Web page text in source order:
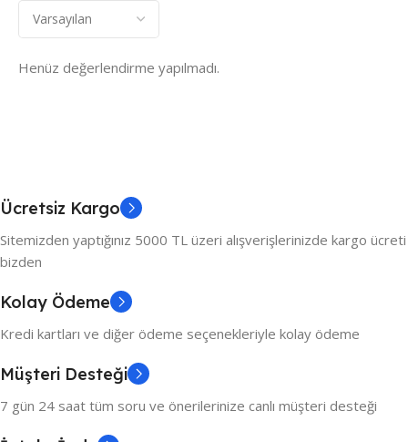
Henüz değerlendirme yapılmadı.
Ücretsiz Kargo
Sitemizden yaptığınız 5000 TL üzeri alışverişlerinizde kargo ücreti
bizden
Kolay Ödeme
Kredi kartları ve diğer ödeme seçenekleriyle kolay ödeme
Müşteri Desteği
7 gün 24 saat tüm soru ve önerilerinize canlı müşteri desteği